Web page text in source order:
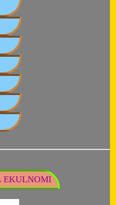
EKULNOMI